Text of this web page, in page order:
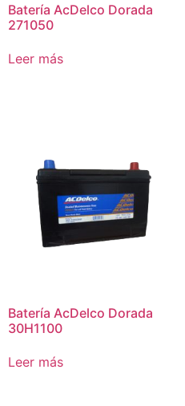
Batería AcDelco Dorada
271050
Leer más
Batería AcDelco Dorada
30H1100
Leer más